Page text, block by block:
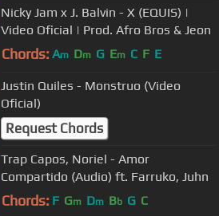
Nicky Jam x J. Balvin - X (EQUIS) |
Video Oficial | Prod. Afro Bros & Jeon
Chords: Am Dm G Em C F E
Justin Quiles - Monstruo (Video
Oficial)
Request Chords
Trap Capos, Noriel - Amor
Compartido (Audio) ft. Farruko, Juhn
Chords: F Gm Dm Bb G C